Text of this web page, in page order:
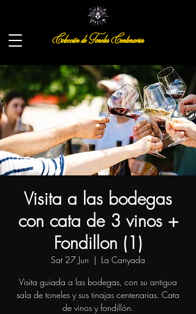
Colección de Toneles Centenarios
Visita a las bodegas
con cata de 3 vinos +
Fondillon (1)
Sat 27 Jun
  |
La Canyada
Visita guiada a las bodegas, con su antigua
sala de toneles y sus tinajas centenarias. Cata
de vinos y fondillón.